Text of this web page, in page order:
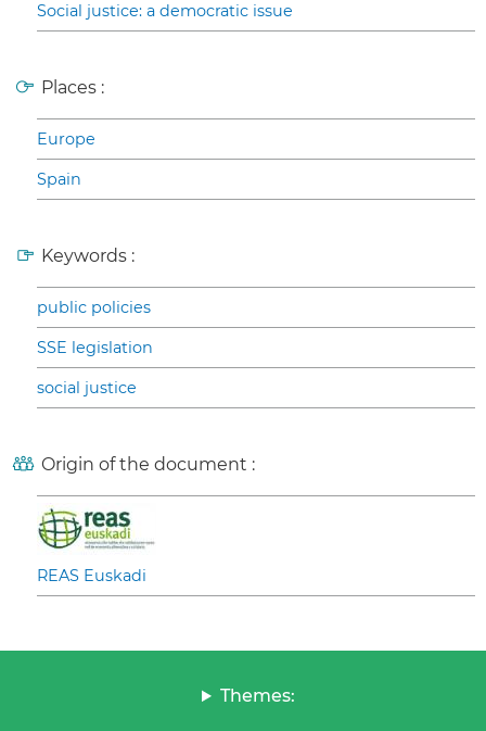
Social justice: a democratic issue
Places :
Europe
Spain
Keywords :
public policies
SSE legislation
social justice
Origin of the document :
REAS Euskadi
Themes: